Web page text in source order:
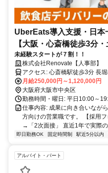
UberEats導入支援・日本
【大阪・心斎橋徒歩3分・
未経験スタートが７割！！
株式会社Renovate【人事部】
アクセス: 心斎橋駅徒歩3
月給250,000円～1,120,000円
大阪府大阪市中央区
勤務時間・曜日: 平日10:00～
仕事内容: 成果に向き合いなが
方向けの営業職です。 【採用
→「2次面接」 直近1年で実際
即日勤務OK 固定時間制 駅近5分以内
アルバイト・パート